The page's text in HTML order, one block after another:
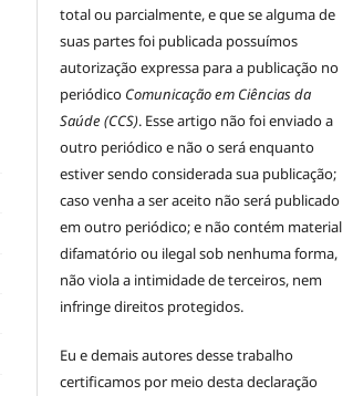
total ou parcialmente, e que se alguma de
suas partes foi publicada possuímos
autorização expressa para a publicação no
periódico Comunicação em Ciências da
Saúde (CCS). Esse artigo não foi enviado a
outro periódico e não o será enquanto
estiver sendo considerada sua publicação;
caso venha a ser aceito não será publicado
em outro periódico; e não contém material
difamatório ou ilegal sob nenhuma forma,
não viola a intimidade de terceiros, nem
infringe direitos protegidos.
Eu e demais autores desse trabalho
certificamos por meio desta declaração